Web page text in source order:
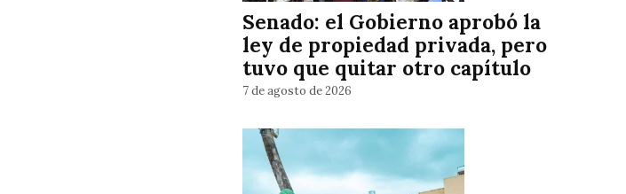
Senado: el Gobierno aprobó la
ley de propiedad privada, pero
tuvo que quitar otro capítulo
7 de agosto de 2026